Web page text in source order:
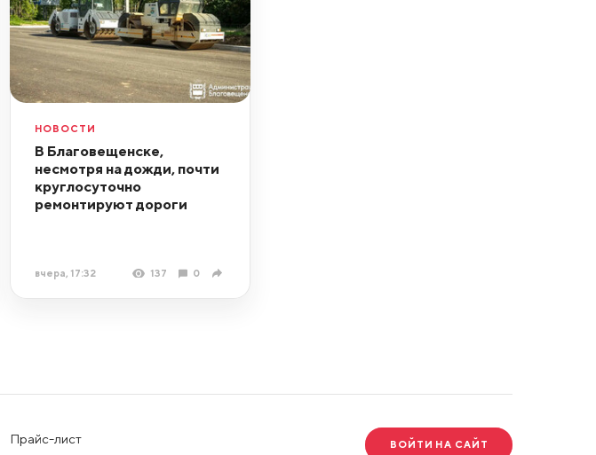
НОВОСТИ
В Благовещенске,
несмотря на дожди, почти
круглосуточно
ремонтируют дороги
вчера, 17:32 137 0
Прайс-лист ВОЙТИ НА САЙТ